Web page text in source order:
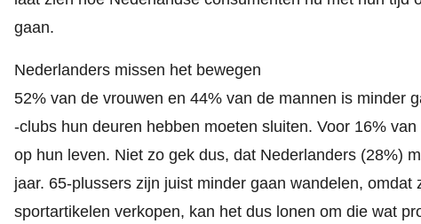
gaan.
Nederlanders missen het bewegen
52% van de vrouwen en 44% van de mannen is minder
-clubs hun deuren hebben moeten sluiten. Voor 16%
op hun leven. Niet zo gek dus, dat Nederlanders (28%)
jaar. 65-plussers zijn juist minder gaan wandelen,
sportartikelen verkopen, kan het dus lonen om die wat